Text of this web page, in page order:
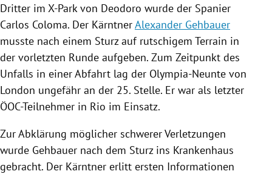
Dritter im X-Park von Deodoro wurde der Spanier
Carlos Coloma. Der KärntnerAlexander Gehbauer
musste nach einem Sturz auf rutschigem Terrain in
der vorletzten Runde aufgeben. Zum Zeitpunkt des
Unfalls in einer Abfahrt lag der Olympia-Neunte von
London ungefähr an der 25. Stelle. Er war als letzter
ÖOC-Teilnehmer in Rio im Einsatz.
Zur Abklärung möglicher schwerer Verletzungen
wurde Gehbauer nach dem Sturz ins Krankenhaus
gebracht. Der Kärntner erlitt ersten Informationen